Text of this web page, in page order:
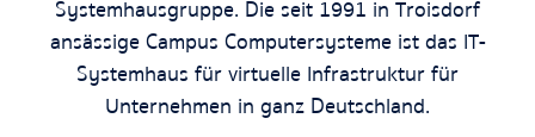
Systemhausgruppe. Die seit 1991 in Troisdorf
ansässige Campus Computersysteme ist das IT-
Systemhaus für virtuelle Infrastruktur für
Unternehmen in ganz Deutschland.